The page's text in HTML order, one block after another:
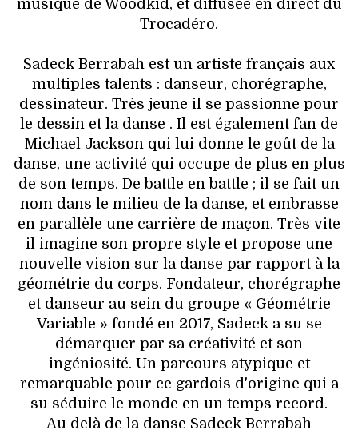
musique de Woodkid, et diffusée en direct du
Trocadéro.
Sadeck Berrabah est un artiste français aux
multiples talents : danseur, chorégraphe,
dessinateur. Très jeune il se passionne pour
le dessin et la danse . Il est également fan de
Michael Jackson qui lui donne le goût de la
danse, une activité qui occupe de plus en plus
de son temps. De battle en battle ; il se fait un
nom dans le milieu de la danse, et embrasse
en parallèle une carrière de maçon. Très vite
il imagine son propre style et propose une
nouvelle vision sur la danse par rapport à la
géométrie du corps. Fondateur, chorégraphe
et danseur au sein du groupe « Géométrie
Variable » fondé en 2017, Sadeck a su se
démarquer par sa créativité et son
ingéniosité. Un parcours atypique et
remarquable pour ce gardois d'origine qui a
su séduire le monde en un temps record.
Au delà de la danse Sadeck Berrabah